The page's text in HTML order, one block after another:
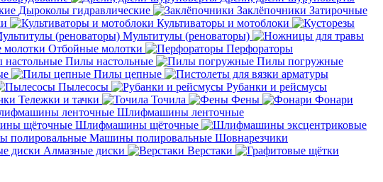
Дыроколы гидравлические Заклёпочники Затирочные
Культиваторы и мотоблоки
Мультитулы (реноваторы)
Отбойные молотки
Перфораторы
Пилы настольные
Пилы погружные
Пилы цепные
Пылесосы
Рубанки и рейсмусы
Тележки и тачки Точила Фены
Фонари
Шлифмашины ленточные
Шлифмашины щёточные
Машины полировальные Шовнарезчики
Алмазные диски
Верстаки